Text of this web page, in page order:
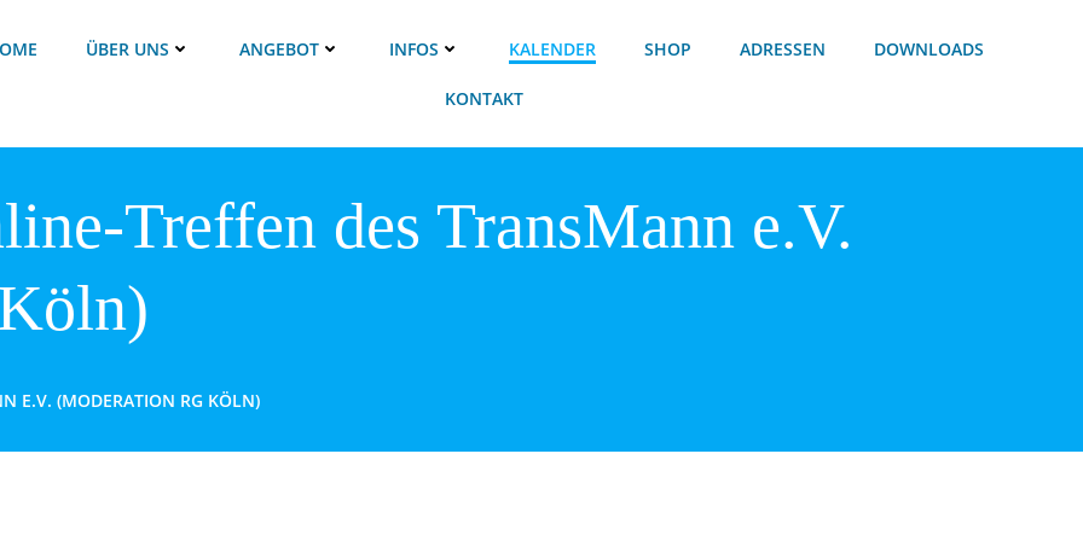
ÜBER UNS ANGEBOT INFOS KALENDER SHOP ADRESSEN DOWNLOADS
KONTAKT
Treffen des TransMann e.V.
E.V. (MODERATION RG KÖLN)